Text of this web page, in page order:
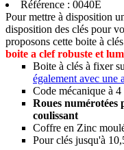
Référence : 0040E
Pour mettre à disposition
disposition des clés pour
proposons cette boite à
boite a clef robuste et
Boite à clés à fixer
également avec
Code mécanique à
Roues numérotées
coulissant
Coffre en Zinc
Pour clés jusqu'à